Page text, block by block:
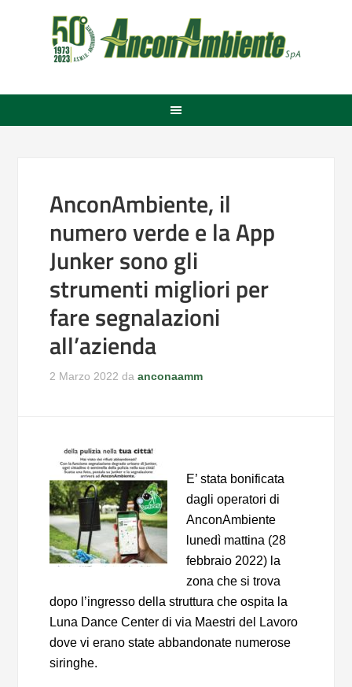
AnconAmbiente, il
numero verde e la App
Junker sono gli
strumenti migliori per
fare segnalazioni
all’azienda
2 Marzo 2022 daanconaamm
E’ stata bonificata
dagli operatori di
AnconAmbiente
lunedì mattina (28
febbraio 2022) la
zona che si trova
dopo l’ingresso della struttura che ospita la
Luna Dance Center di via Maestri del Lavoro
dove vi erano state abbandonate numerose
siringhe.